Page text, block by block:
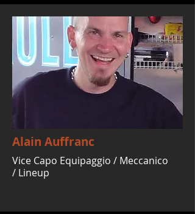
Alain Auffranc
Vice Capo Equipaggio / Meccanico
/ Lineup